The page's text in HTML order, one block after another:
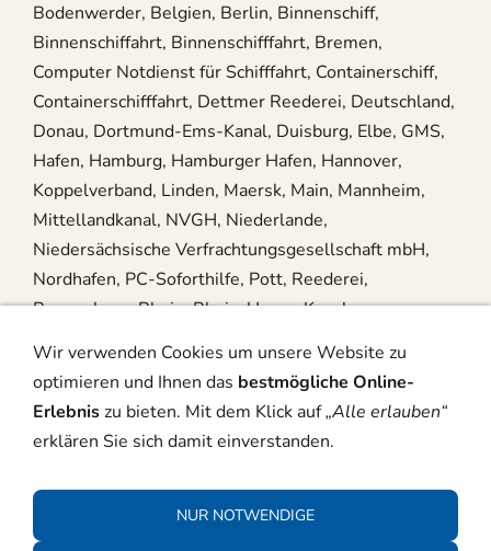
Bodenwerder, Belgien, Berlin, Binnenschiff,
Binnenschiffahrt, Binnenschifffahrt, Bremen,
Computer Notdienst für Schifffahrt, Containerschiff,
Containerschifffahrt, Dettmer Reederei, Deutschland,
Donau, Dortmund-Ems-Kanal, Duisburg, Elbe, GMS,
Hafen, Hamburg, Hamburger Hafen, Hannover,
Koppelverband, Linden, Maersk, Main, Mannheim,
Mittellandkanal, NVGH, Niederlande,
Niedersächsische Verfrachtungsgesellschaft mbH,
Nordhafen, PC-Soforthilfe, Pott, Reederei,
Regensburg, Rhein, Rhein-Herne-Kanal,
Steuerhaus, Wasserschutzpolizei, Weser,
ImpressumDatenschutz
Wir verwenden Cookies um unsere Website zu
optimieren und Ihnen das bestmögliche Online-
Erlebniszu bieten. Mit dem Klick auf„Alle erlauben“
erklären Sie sich damit einverstanden.
NUR NOTWENDIGE